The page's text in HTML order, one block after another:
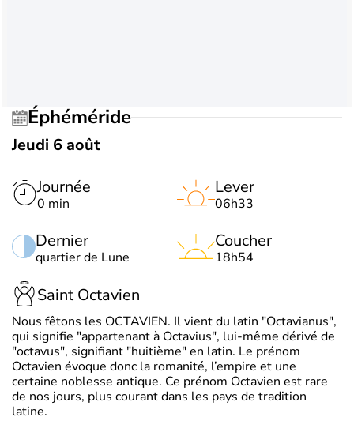
Éphéméride
Jeudi 6 août
Journée
0 min
Dernier
quartier de Lune
Lever
06h33
Coucher
18h54
Saint Octavien
Nous fêtons les OCTAVIEN. Il vient du latin "Octavianus",
qui signifie "appartenant à Octavius", lui-même dérivé de
"octavus", signifiant "huitième" en latin. Le prénom
Octavien évoque donc la romanité, l’empire et une
certaine noblesse antique. Ce prénom Octavien est rare
de nos jours, plus courant dans les pays de tradition
latine.